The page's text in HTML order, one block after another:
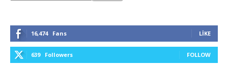
16,474 Fans LIKE
639 Followers FOLLOW